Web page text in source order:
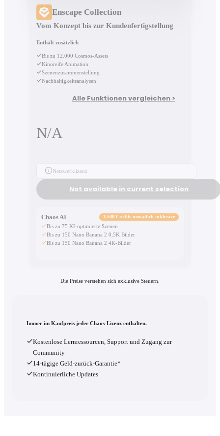
Enscape Collection
Vom Konzept bis zur Kundenfertigstellung
Enthält zusätzlich
Bis zu 12.000 Cosmos-Assets
Kinoreife Animation
Szenenzusammenstellung
Nachhaltigkeitsanalysen
Alle Funktionen vergleichen >
N/A
Netzwerklizenz
Not available in current selection
Chaos AI 1.500 Credits monatlich inklusive
Bis zu 75 KI-optimierte Szenen
Bis zu 150 Nano Banana 2 0,5K Bilder
Bis zu 150 Nano Banana 2 4K-Bilder
Die Preise verstehen sich exklusive Steuern.
Immer im Kaufpreis jeder Chaos-Lizenz enthalten.
Kostenlose Lernressourcen, Support und Zugang zur
Community
14-tägige Geld-zurück-Garantie*
Kontinuierliche Updates